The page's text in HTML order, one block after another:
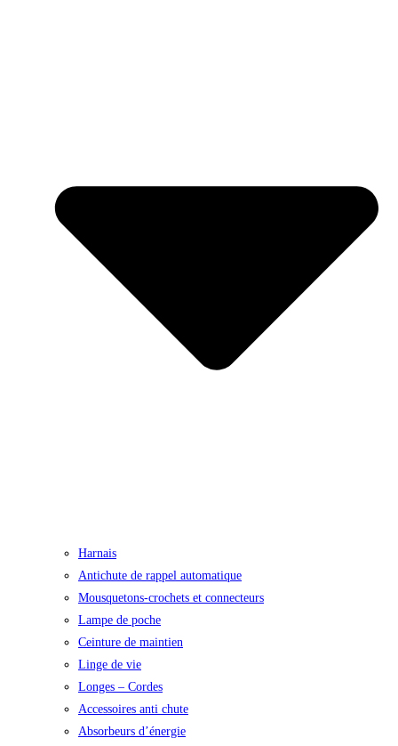
Harnais
Antichute de rappel automatique
Mousquetons-crochets et connecteurs
Lampe de poche
Ceinture de maintien
Linge de vie
Longes – Cordes
Accessoires anti chute
Absorbeurs d’énergie